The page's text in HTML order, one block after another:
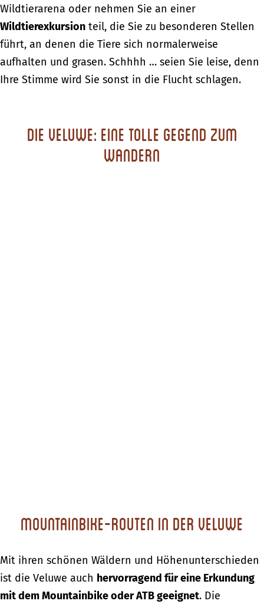
Wildtierarena oder nehmen Sie an einer
Wildtierexkursion teil, die Sie zu besonderen Stellen
führt, an denen die Tiere sich normalerweise
aufhalten und grasen. Schhhh … seien Sie leise, denn
Ihre Stimme wird Sie sonst in die Flucht schlagen.
Die Veluwe: eine tolle Gegend zum
Wandern
Mountainbike-Routen in der Veluwe
Mit ihren schönen Wäldern und Höhenunterschieden
ist die Veluwe auch hervorragend für eine Erkundung
mit dem Mountainbike oder ATB geeignet. Die